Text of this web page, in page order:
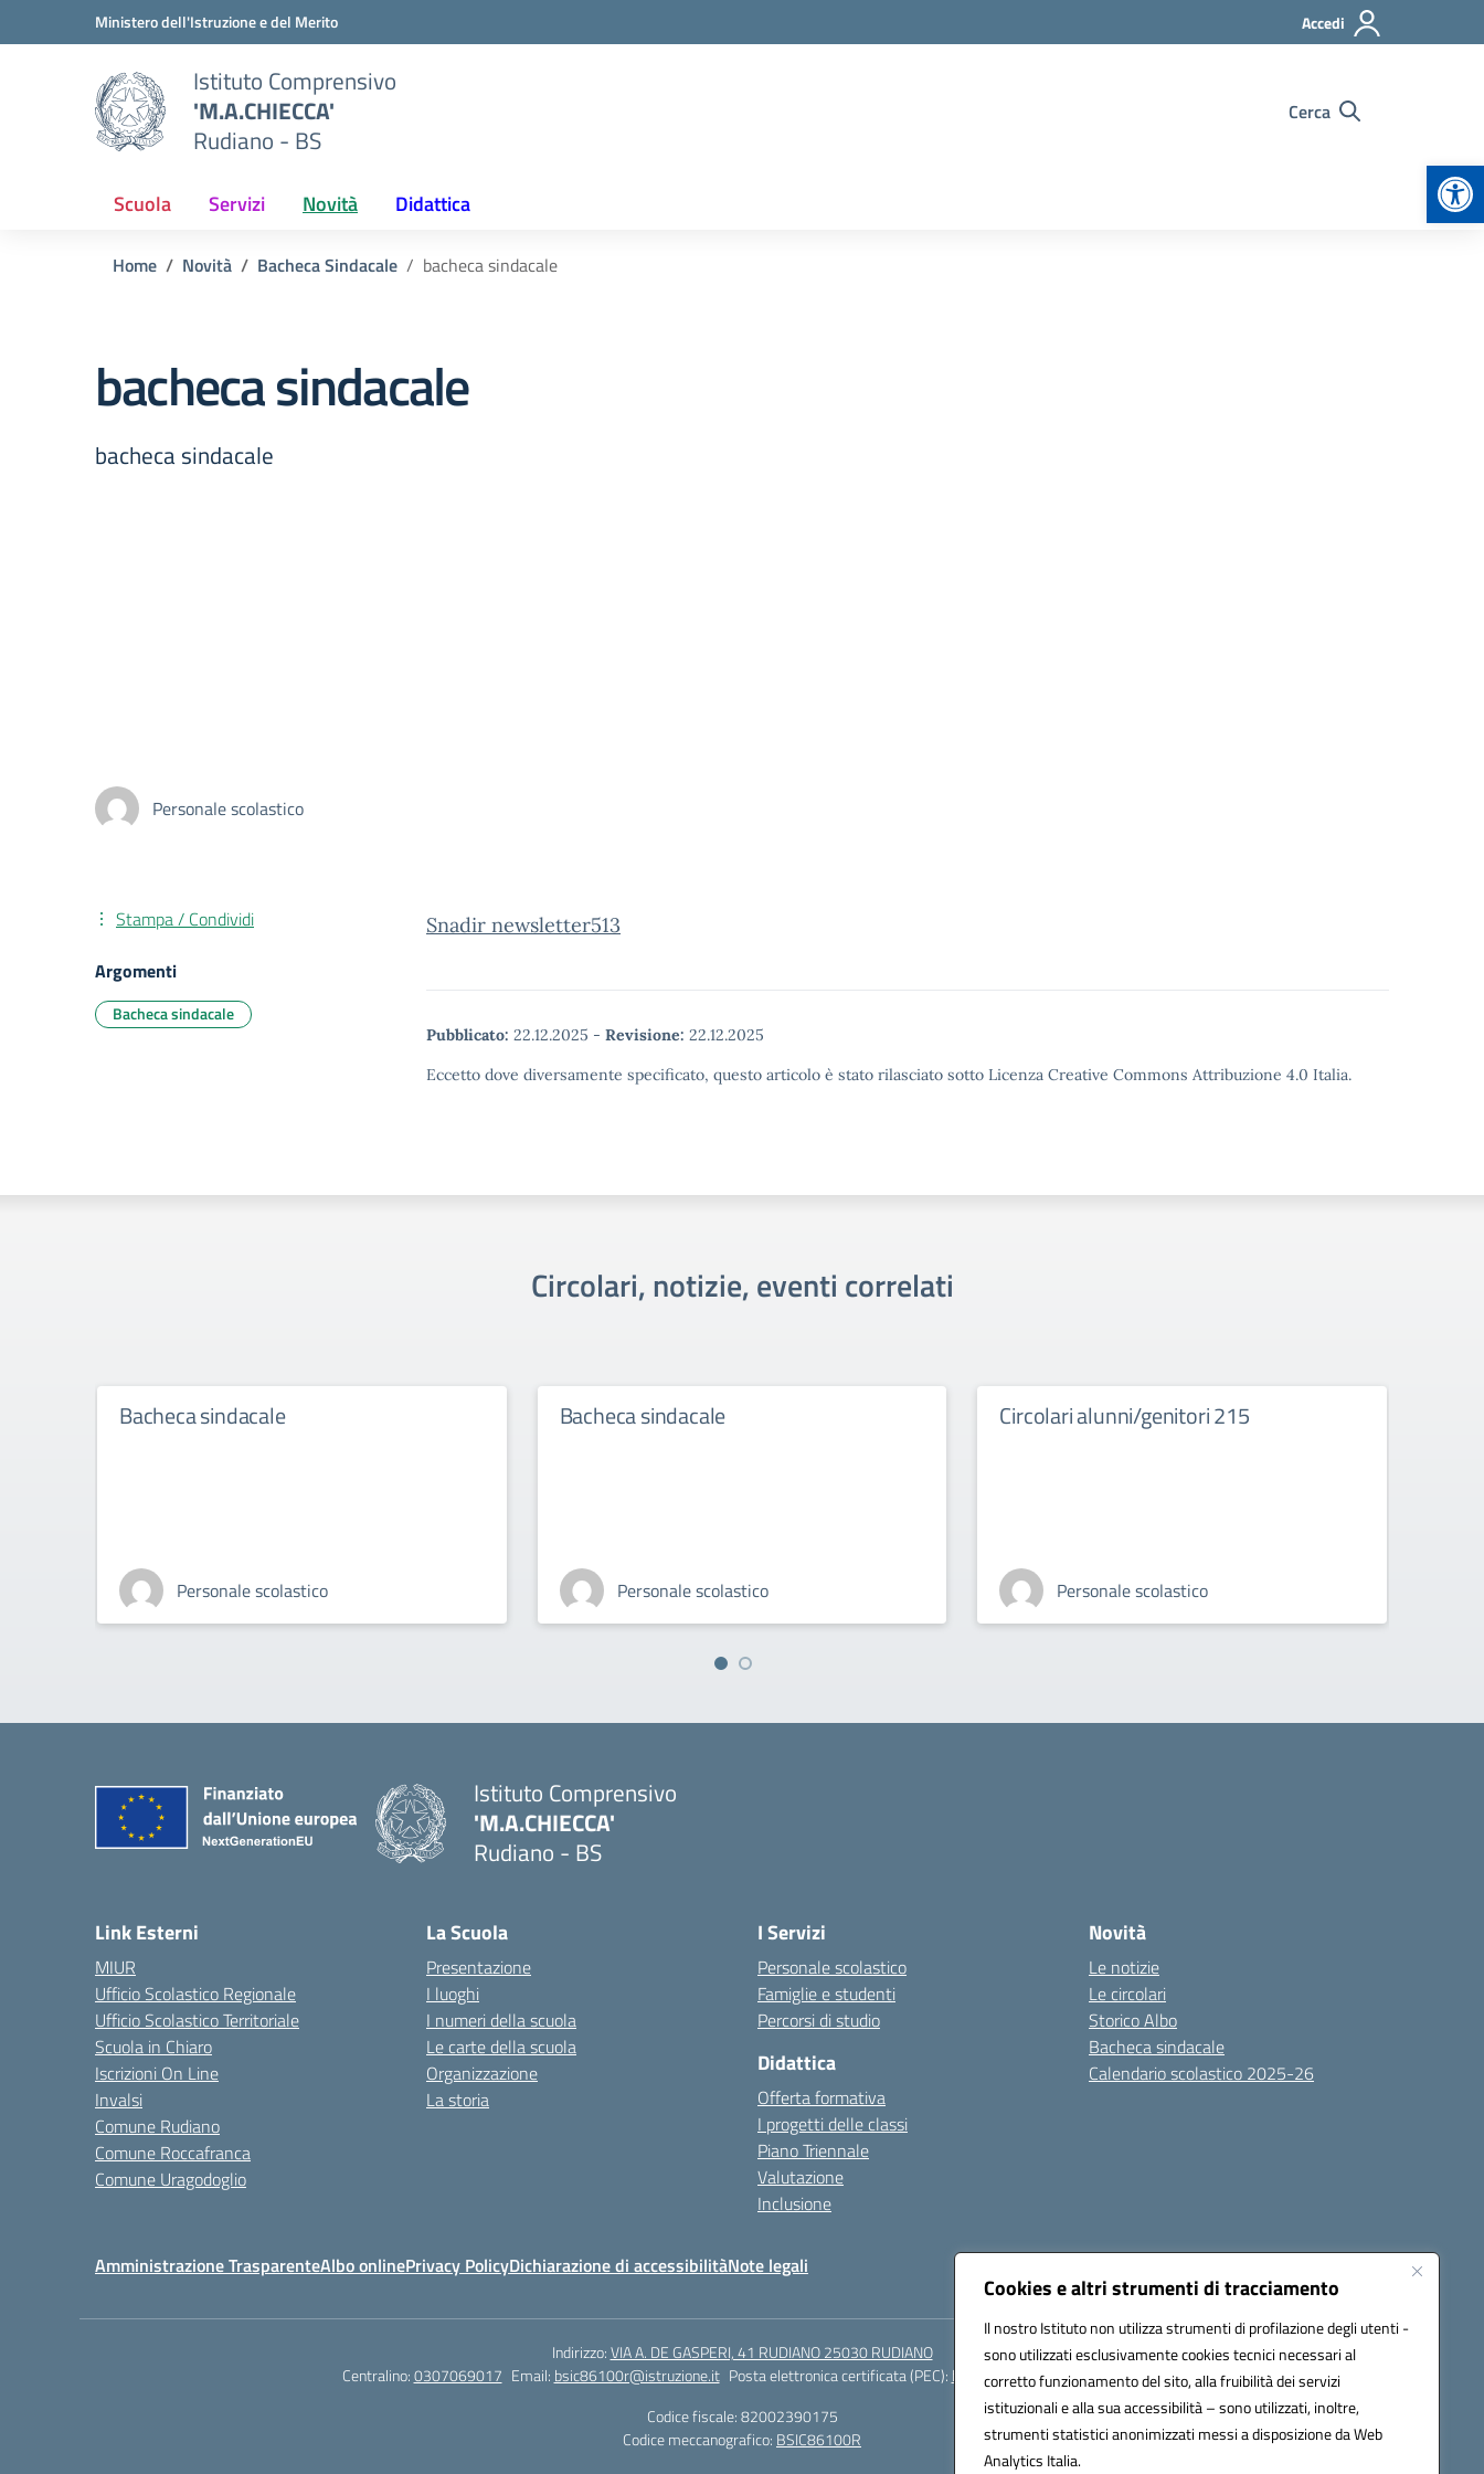
Cookies e altri strumenti di tracciamento
Il nostro Istituto non utilizza strumenti di profilazione degli utenti -
sono utilizzati esclusivamente cookies tecnici necessari al
corretto funzionamento del sito, alla fruibilità dei servizi
istituzionali e alla sua accessibilità – sono utilizzati, inoltre,
strumenti statistici anonimizzati messi a disposizione da Web
Analytics Italia.
Vai ai contenuti
Vai al menu di navigazioneMinistero dell'Istruzione e del Merito Accedi
Istituto Comprensivo
'M.A.CHIECCA'
Rudiano - BS
Cerca
Scuola Servizi Novità Didattica
Home Novità Bacheca Sindacale bacheca sindacale
bacheca sindacale
bacheca sindacale
Personale scolastico
Snadir newsletter513
Pubblicato: 22.12.2025 - Revisione: 22.12.2025
Eccetto dove diversamente specificato, questo articolo è stato rilasciato sotto Licenza Creative Commons Attribuzione 4.0 Italia.
Stampa / Condividi
Argomenti
Bacheca sindacale
Circolari, notizie, eventi correlati
Bacheca sindacale
Personale scolastico
Bacheca sindacale
Personale scolastico
Circolari alunni/genitori 215
Personale scolastico
Istituto Comprensivo
'M.A.CHIECCA'
Rudiano - BS
Link Esterni
MIUR
Ufficio Scolastico Regionale
Ufficio Scolastico Territoriale
Scuola in Chiaro
Iscrizioni On Line
Invalsi
Comune Rudiano
Comune Roccafranca
Comune Uragodoglio
La Scuola
Presentazione
I luoghi
I numeri della scuola
Le carte della scuola
Organizzazione
La storia
I Servizi
Personale scolastico
Famiglie e studenti
Percorsi di studio
Didattica
Offerta formativa
I progetti delle classi
Piano Triennale
Valutazione
Inclusione
Novità
Le notizie
Le circolari
Storico Albo
Bacheca sindacale
Calendario scolastico 2025-26
Amministrazione TrasparenteAlbo onlinePrivacy PolicyDichiarazione di accessibilitàNote legali
Indirizzo:VIA A. DE GASPERI, 41 RUDIANO 25030 RUDIANO
Centralino:0307069017 Email: bsic86100r@istruzione.it Posta elettronica certificata (PEC): bsic86100r@pec.istruzione.it
Codice fiscale: 82002390175
Codice meccanografico: BSIC86100R